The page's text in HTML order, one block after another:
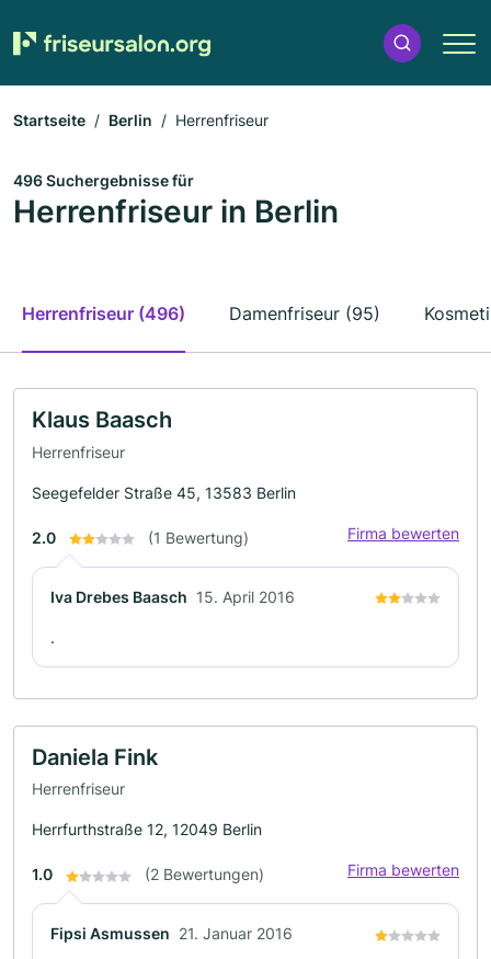
Startseite Berlin Herrenfriseur
496 Suchergebnisse für
Herrenfriseur in Berlin
Herrenfriseur (496) Damenfriseur (95)
Klaus Baasch
Herrenfriseur
Seegefelder Straße 45, 13583 Berlin
2.0 (1 Bewertung) Firma bewerten
Iva Drebes Baasch 15. April 2016
.
Daniela Fink
Herrenfriseur
Herrfurthstraße 12, 12049 Berlin
1.0 (2 Bewertungen) Firma bewerten
Fipsi Asmussen 21. Januar 2016